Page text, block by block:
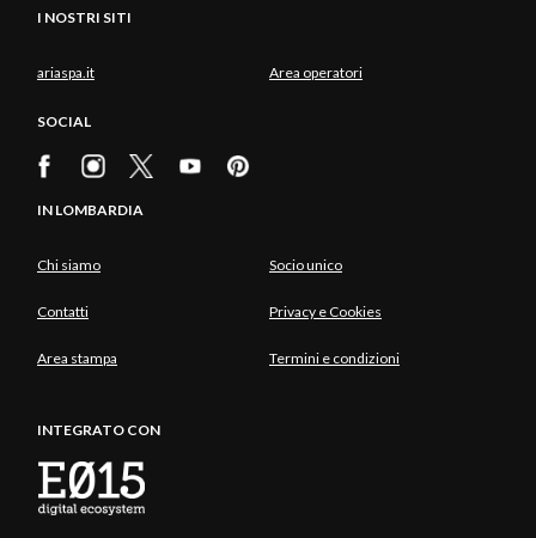
I NOSTRI SITI
ariaspa.it Area operatori
SOCIAL
IN LOMBARDIA
Chi siamo Socio unico
Contatti Privacy e Cookies
Area stampa Termini e condizioni
INTEGRATO CON